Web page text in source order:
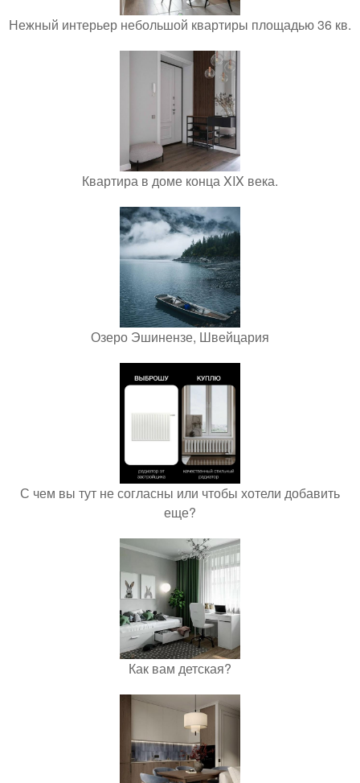
Нежный интерьер небольшой квартиры площадью 36 кв.
Квартира в доме конца XIX века.
Озеро Эшинензе, Швейцария
С чем вы тут не согласны или чтобы хотели добавить
еще?
Как вам детская?